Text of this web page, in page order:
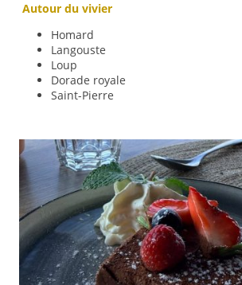
Autour du vivier
Homard
Langouste
Loup
Dorade royale
Saint-Pierre